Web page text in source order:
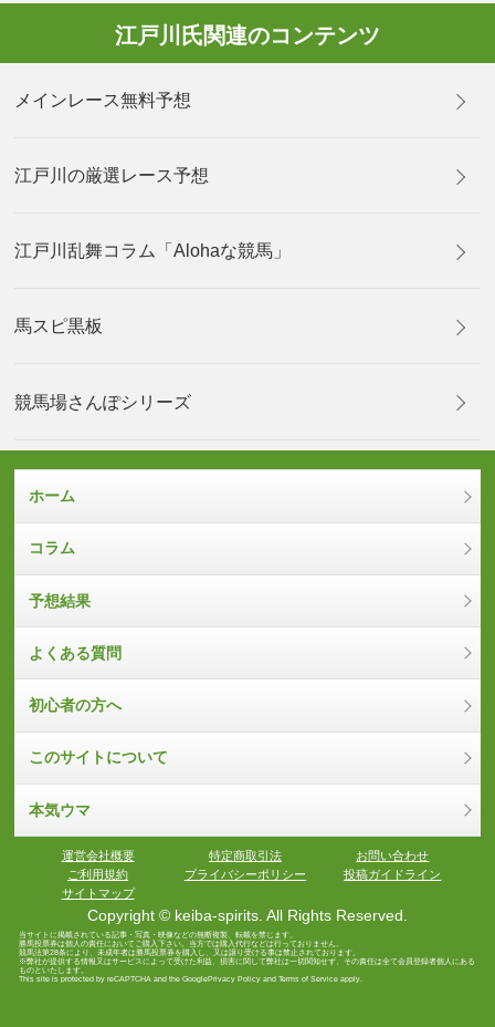
江戸川氏関連のコンテンツ
メインレース無料予想
江戸川の厳選レース予想
江戸川乱舞コラム「Alohaな競馬」
馬スピ黒板
競馬場さんぽシリーズ
ホーム
コラム
予想結果
よくある質問
初心者の方へ
このサイトについて
本気ウマ
運営会社概要 特定商取引法
お問い合わせ
ご利用規約
プライバシーポリシー
投稿ガイドライン
サイトマップ
Copyright © keiba-spirits. All Rights Reserved.
当サイトに掲載されている記事・写真・映像などの無断複製、転載を禁じます。
勝馬投票券は個人の責任においてご購入下さい。当方では購入代行などは行っておりません。
競馬法第28条により、未成年者は勝馬投票券を購入し、又は譲り受ける事は禁止されております。
※弊社が提供する情報又はサービスによって受けた利益、損害に関して弊社は一切関知せず、その責任は全て会員登録者個人にある
ものといたします。
This site is protected by reCAPTCHA and the GooglePrivacy Policyand Terms of Serviceapply.